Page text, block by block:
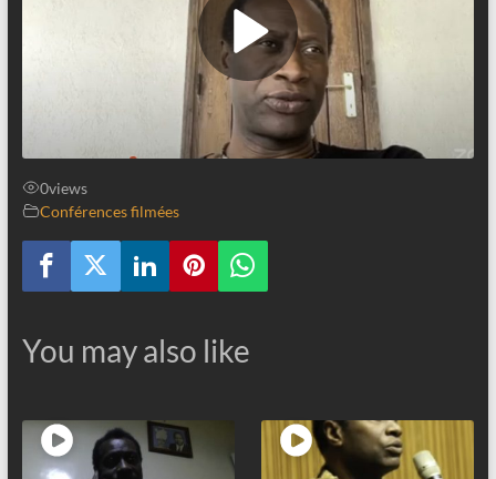
0views
Conférences filmées
You may also like